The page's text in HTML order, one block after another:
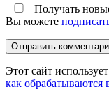
Получать
Вы можете
Этот сайт
как